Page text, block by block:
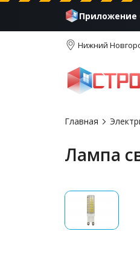
Приложение
Нижний
Главная
Лампа